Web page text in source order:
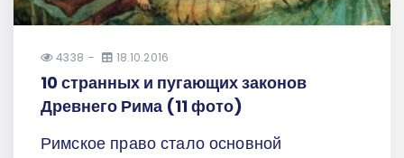
4338 18.10.2016
10 странных и пугающих законов
Древнего Рима (11 фото)
Римское право стало основной